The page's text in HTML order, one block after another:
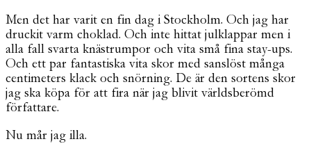
Men det har varit en fin dag i Stockholm. Och jag har
druckit varm choklad. Och inte hittat julklappar men i
alla fall svarta knästrumpor och vita små fina stay-ups.
Och ett par fantastiska vita skor med sanslöst många
centimeters klack och snörning. De är den sortens skor
jag ska köpa för att fira när jag blivit världsberömd
författare.
Nu mår jag illa.